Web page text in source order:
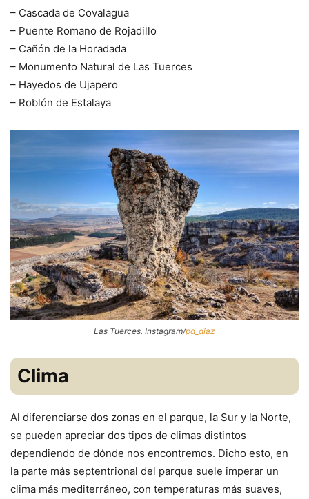
– Cascada de Covalagua
– Puente Romano de Rojadillo
– Cañón de la Horadada
– Monumento Natural de Las Tuerces
– Hayedos de Ujapero
– Roblón de Estalaya
Las Tuerces. Instagram/pd_diaz
Clima
Al diferenciarse dos zonas en el parque, la Sur y la Norte,
se pueden apreciar dos tipos de climas distintos
dependiendo de dónde nos encontremos. Dicho esto, en
la parte más septentrional del parque suele imperar un
clima más mediterráneo, con temperaturas más suaves,